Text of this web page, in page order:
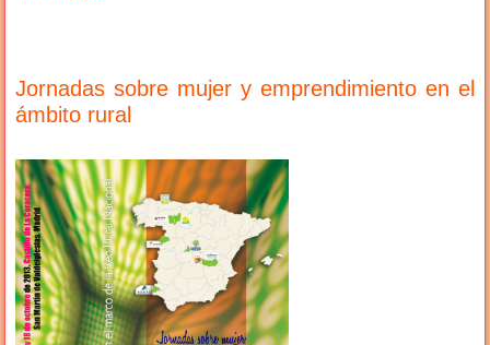
Jornadas sobre mujer y emprendimiento en el
ámbito rural